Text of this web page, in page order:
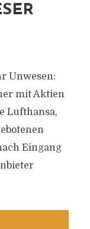
Unwesen:
mit Aktien
Lufthansa,
Eingang